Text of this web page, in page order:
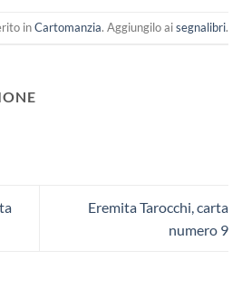
inCartomanzia. Aggiungilo aisegnalibri.
Eremita Tarocchi, carta
numero 9